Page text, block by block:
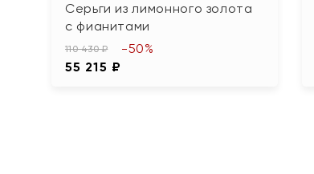
Серьги из лимонного золота
с фианитами
110 430 ₽
55 215 ₽
-50%